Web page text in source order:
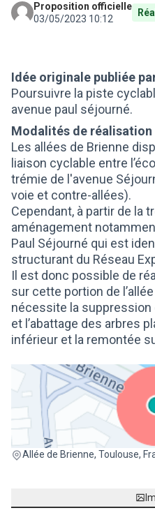
Proposition officielle
03/05/2023 10:12
Idée originale publiée
Poursuivre la piste
avenue paul séjourné.
Modalités de réalisation
Les allées de Brienne
liaison cyclable entre
trémie de l'avenue
voie et contre-allées).
Cependant, à partir de la
aménagement
Paul Séjourné qui est
structurant du Réseau
Il est donc possible de
sur cette portion de
nécessite la
et l’abattage des arbres
inférieur et la remontée
Allée de Brienne, Toulouse,
(Lien externe)